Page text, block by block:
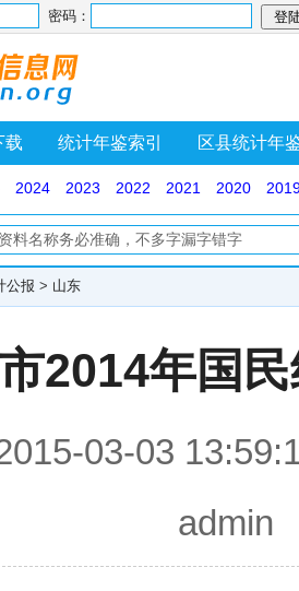
密码：
载 统计年鉴索引 区县统计年
2024 2023 2022 2021 2020
公报 > 山东
2014年国
03-03
admin